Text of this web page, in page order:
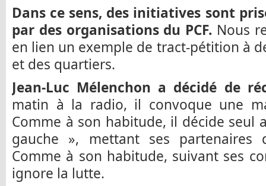
Dans ce sens, des initiatives sont
par des organisations du PCF. Nous
en lien un exemple de tract-pétition à
et des quartiers.
Jean-Luc Mélenchon a décidé de
matin à la radio, il convoque une
Comme à son habitude, il décide seul
gauche », mettant ses partenaires
Comme à son habitude, suivant ses
ignore la lutte.